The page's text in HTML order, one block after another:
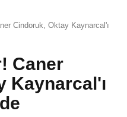
Cindoruk, Oktay Kaynarcal'ı
Caner
Kaynarcal'ı